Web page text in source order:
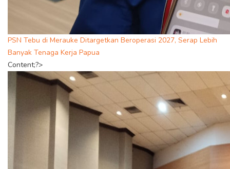
PSN Tebu di Merauke Ditargetkan Beroperasi 2027, Serap Lebih
Banyak Tenaga Kerja Papua
Content;?>